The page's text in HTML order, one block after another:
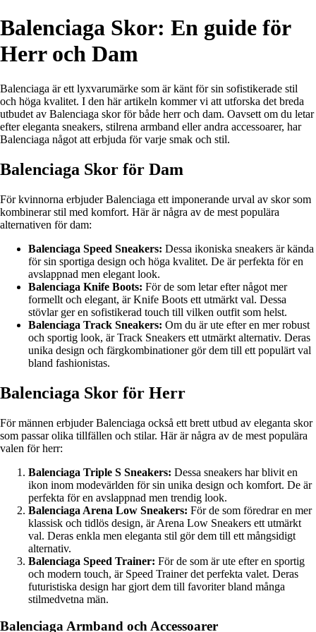
Balenciaga Skor: En guide för
Herr och Dam
Balenciaga är ett lyxvarumärke som är känt för sin sofistikerade stil
och höga kvalitet. I den här artikeln kommer vi att utforska det breda
utbudet av Balenciaga skor för både herr och dam. Oavsett om du letar
efter eleganta sneakers, stilrena armband eller andra accessoarer, har
Balenciaga något att erbjuda för varje smak och stil.
Balenciaga Skor för Dam
För kvinnorna erbjuder Balenciaga ett imponerande urval av skor som
kombinerar stil med komfort. Här är några av de mest populära
alternativen för dam:
Balenciaga Speed Sneakers: Dessa ikoniska sneakers är kända
för sin sportiga design och höga kvalitet. De är perfekta för en
avslappnad men elegant look.
Balenciaga Knife Boots: För de som letar efter något mer
formellt och elegant, är Knife Boots ett utmärkt val. Dessa
stövlar ger en sofistikerad touch till vilken outfit som helst.
Balenciaga Track Sneakers: Om du är ute efter en mer robust
och sportig look, är Track Sneakers ett utmärkt alternativ. Deras
unika design och färgkombinationer gör dem till ett populärt val
bland fashionistas.
Balenciaga Skor för Herr
För männen erbjuder Balenciaga också ett brett utbud av eleganta skor
som passar olika tillfällen och stilar. Här är några av de mest populära
valen för herr:
Balenciaga Triple S Sneakers: Dessa sneakers har blivit en
ikon inom modevärlden för sin unika design och komfort. De är
perfekta för en avslappnad men trendig look.
Balenciaga Arena Low Sneakers: För de som föredrar en mer
klassisk och tidlös design, är Arena Low Sneakers ett utmärkt
val. Deras enkla men eleganta stil gör dem till ett mångsidigt
alternativ.
Balenciaga Speed Trainer: För de som är ute efter en sportig
och modern touch, är Speed Trainer det perfekta valet. Deras
futuristiska design har gjort dem till favoriter bland många
stilmedvetna män.
Balenciaga Armband och Accessoarer